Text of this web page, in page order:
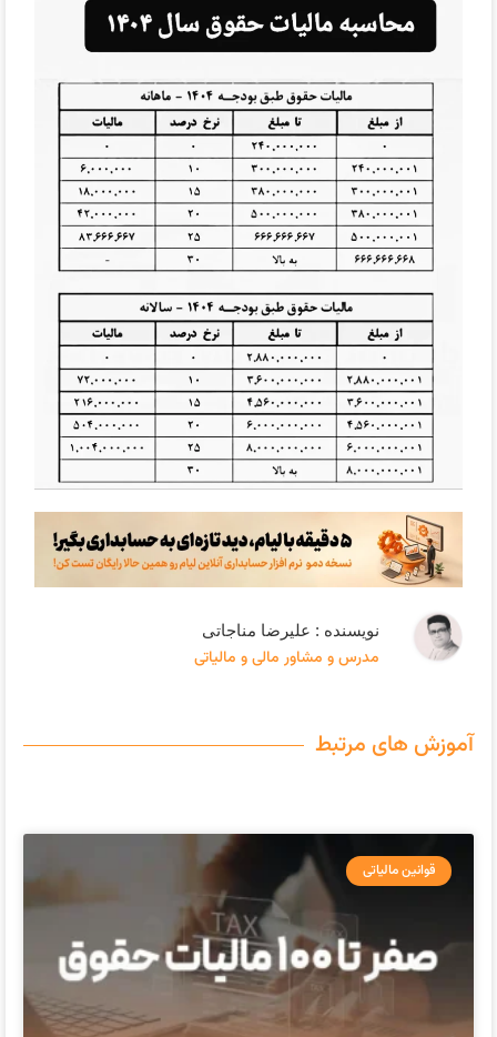
نویسنده : علیرضا مناجاتی
مدرس و مشاور مالی و مالیاتی
آموزش های مرتبط
قوانین مالیاتی